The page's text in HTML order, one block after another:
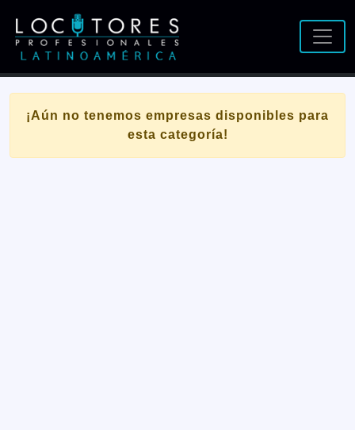
¡Aún no tenemos empresas disponibles para
esta categoría!